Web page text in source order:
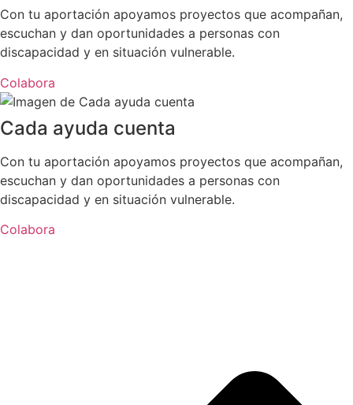
Con tu aportación apoyamos proyectos que acompañan,
escuchan y dan oportunidades a personas con
discapacidad y en situación vulnerable.
Colabora
Cada ayuda cuenta
Con tu aportación apoyamos proyectos que acompañan,
escuchan y dan oportunidades a personas con
discapacidad y en situación vulnerable.
Colabora